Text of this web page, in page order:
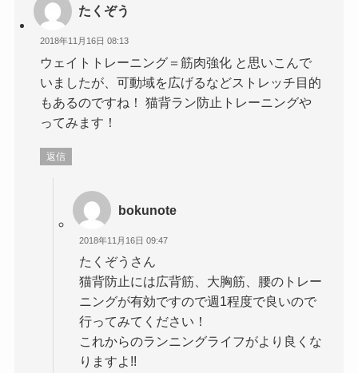
たくぞう
2018年11月16日 08:13
ウェイトトレーニング＝筋肉強化 と思いこんで
いましたが、可動域を広げるなどストレッチ目的
もあるのですね！ 猫背ラン防止トレーニングや
ってみます！
返信
bokunote
2018年11月16日 09:47
たくぞうさん
猫背防止には広背筋、大胸筋、腰のトレー
ニングが有効ですので週1程度で良いので
行ってみてください！
これからのランニングライフがより良くな
りますよ!!